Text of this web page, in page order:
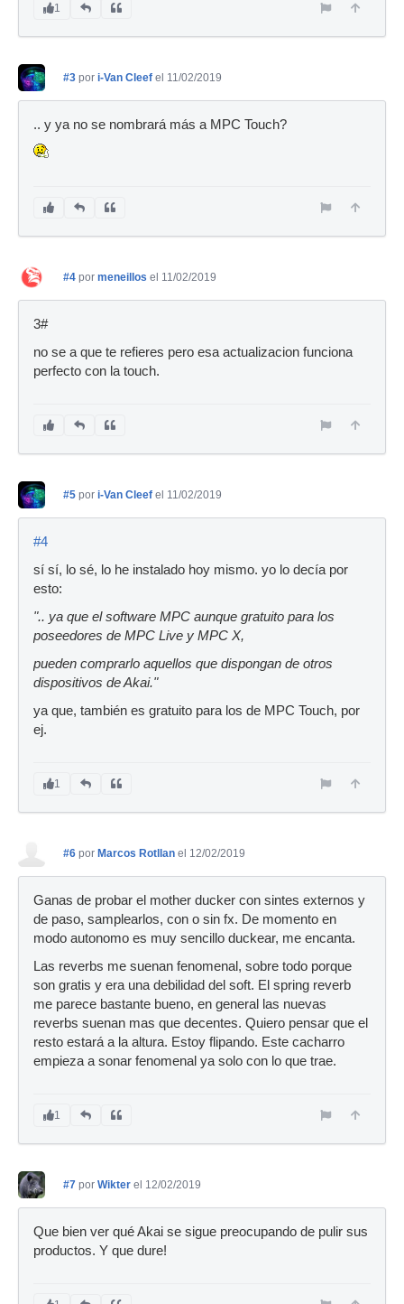
1
#3 por i-Van Cleef el 11/02/2019
.. y ya no se nombrará más a MPC Touch?
#4 por meneillos el 11/02/2019
3#
no se a que te refieres pero esa actualizacion funciona
perfecto con la touch.
#5 por i-Van Cleef el 11/02/2019
#4
sí sí, lo sé, lo he instalado hoy mismo. yo lo decía por
esto:
".. ya que el software MPC aunque gratuito para los
poseedores de MPC Live y MPC X,
pueden comprarlo aquellos que dispongan de otros
dispositivos de Akai."
ya que, también es gratuito para los de MPC Touch, por
ej.
1
#6 por Marcos Rotllan el 12/02/2019
Ganas de probar el mother ducker con sintes externos y
de paso, samplearlos, con o sin fx. De momento en
modo autonomo es muy sencillo duckear, me encanta.
Las reverbs me suenan fenomenal, sobre todo porque
son gratis y era una debilidad del soft. El spring reverb
me parece bastante bueno, en general las nuevas
reverbs suenan mas que decentes. Quiero pensar que el
resto estará a la altura. Estoy flipando. Este cacharro
empieza a sonar fenomenal ya solo con lo que trae.
1
#7 por Wikter el 12/02/2019
Que bien ver qué Akai se sigue preocupando de pulir sus
productos. Y que dure!